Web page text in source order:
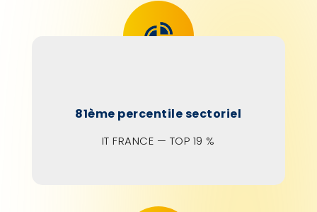
81ème percentile sectoriel
IT FRANCE — TOP 19 %